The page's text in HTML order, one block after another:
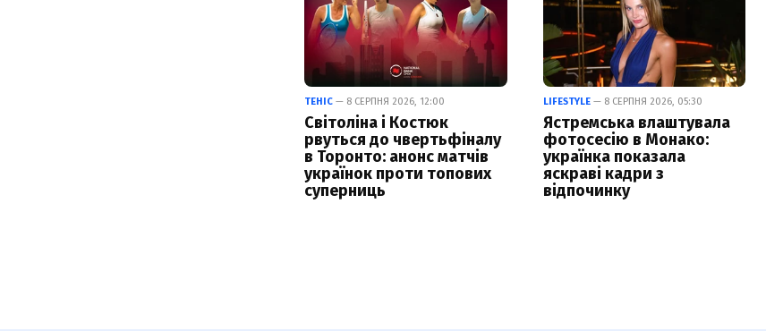
ТЕНІС — 8 СЕРПНЯ 2026, 12:00
Світоліна і Костюк
рвуться до чвертьфіналу
в Торонто: анонс матчів
українок проти топових
суперниць
LIFESTYLE— 8 СЕРПНЯ 2026, 05:30
Ястремська влаштувала
фотосесію в Монако:
українка показала
яскраві кадри з
відпочинку